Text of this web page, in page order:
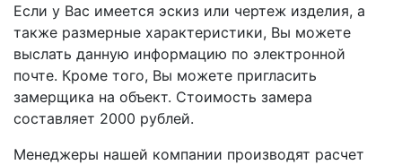
Если у Вас имеется эскиз или чертеж изделия, а
также размерные характеристики, Вы можете
выслать данную информацию по электронной
почте. Кроме того, Вы можете пригласить
замерщика на объект. Стоимость замера
составляет 2000 рублей.
Менеджеры нашей компании производят расчет